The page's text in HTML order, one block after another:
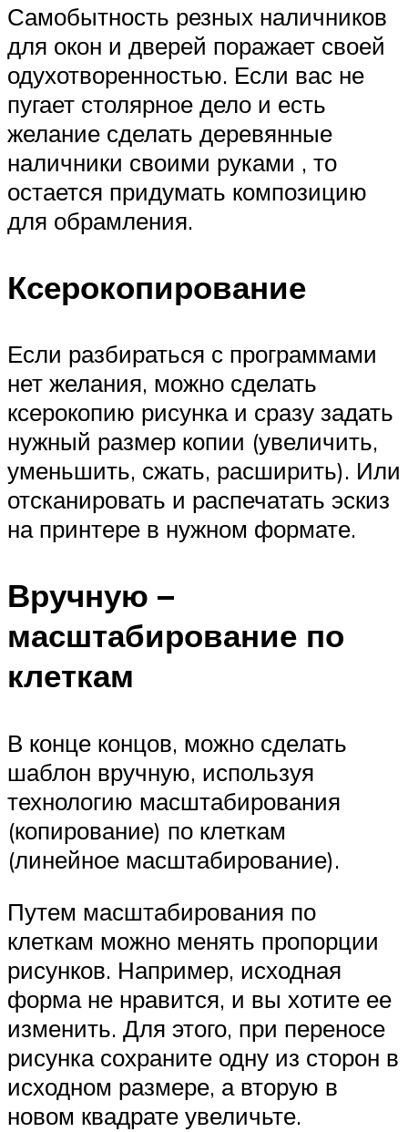
Самобытность резных наличников
для окон и дверей поражает своей
одухотворенностью. Если вас не
пугает столярное дело и есть
желание сделать деревянные
наличники своими руками , то
остается придумать композицию
для обрамления.
Ксерокопирование
Если разбираться с программами
нет желания, можно сделать
ксерокопию рисунка и сразу задать
нужный размер копии (увеличить,
уменьшить, сжать, расширить). Или
отсканировать и распечатать эскиз
на принтере в нужном формате.
Вручную –
масштабирование по
клеткам
В конце концов, можно сделать
шаблон вручную, используя
технологию масштабирования
(копирование) по клеткам
(линейное масштабирование).
Путем масштабирования по
клеткам можно менять пропорции
рисунков. Например, исходная
форма не нравится, и вы хотите ее
изменить. Для этого, при переносе
рисунка сохраните одну из сторон в
исходном размере, а вторую в
новом квадрате увеличьте.